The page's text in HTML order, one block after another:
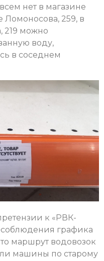
нет в магазине
Ломоносова, 259, в
219 можно
воду,
в соседнем
к «РВК-
графика
маршрут водовозок
машины по старому